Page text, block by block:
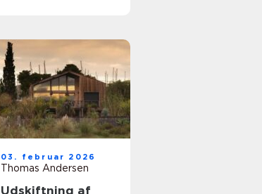
03. februar 2026
Thomas Andersen
Udskiftning af